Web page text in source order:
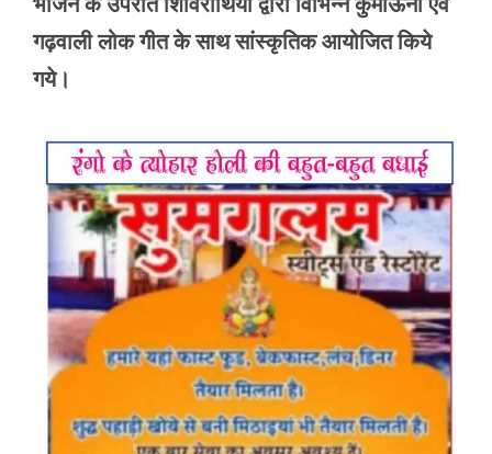
गढ़वाली लोक गीत के साथ सांस्कृतिक आयोजित किये
गये।